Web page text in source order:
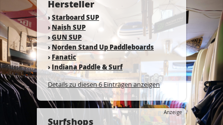
Hersteller
›Starboard SUP
› Naish SUP
›GUN SUP
›Norden Stand Up Paddleboards
› Fanatic
› Indiana Paddle & Surf
Details zu diesen 6 Einträgen anzeigen
Anzeige
Surfshops